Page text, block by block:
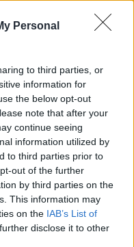
Personal
to third parties, or
information for
the below opt-out
note that after your
continue seeing
information utilized by
to third parties prior to
out of the further
by third parties on the
This information may
on the IAB’s List of
disclose it to other